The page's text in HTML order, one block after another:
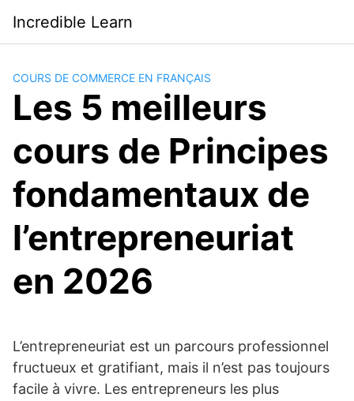
contenido
Incredible Learn
COURS DE COMMERCE EN FRANÇAIS
Les 5 meilleurs
cours de Principes
fondamentaux de
l’entrepreneuriat
en 2026
L’entrepreneuriat est un parcours professionnel
fructueux et gratifiant, mais il n’est pas toujours
facile à vivre. Les entrepreneurs les plus